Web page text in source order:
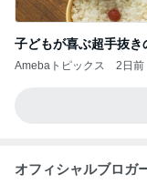
子どもが喜ぶ超手抜き
Amebaトピックス 2日前
オフィシャルブロガ